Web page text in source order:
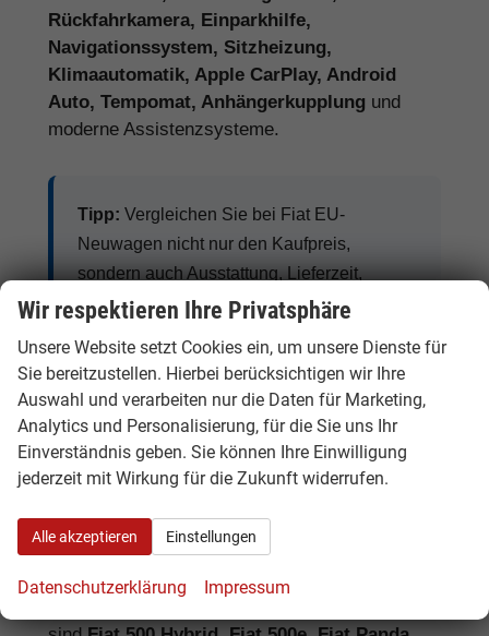
Rückfahrkamera, Einparkhilfe,
Navigationssystem, Sitzheizung,
Klimaautomatik, Apple CarPlay, Android
Auto, Tempomat, Anhängerkupplung und
moderne Assistenzsysteme.
Tipp: Vergleichen Sie bei Fiat EU-
Neuwagen nicht nur den Kaufpreis,
sondern auch Ausstattung, Lieferzeit,
Garantieumfang und mögliche
tatsächlichen Preisvorteil.
Fiat Benziner, Hybrid, Elektro und
Fiat bietet je nach Modell Benziner, Hybrid-
Varianten, vollelektrische Fahrzeuge und
Wir respektieren Ihre Privatsphäre
Unsere Website setzt Cookies ein, um unsere Dienste für
Sie bereitzustellen. Hierbei berücksichtigen wir Ihre
Auswahl und verarbeiten nur die Daten für Marketing,
Analytics und Personalisierung, für die Sie uns Ihr
Einverständnis geben. Sie können Ihre Einwilligung
jederzeit mit Wirkung für die Zukunft widerrufen.
Alle akzeptieren Einstellungen
Datenschutzerklärung Impressum